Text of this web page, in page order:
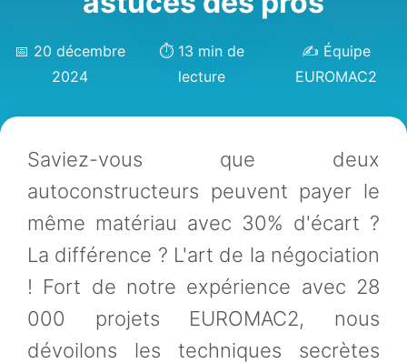
📅 20 décembre
2024
⏱️ 13 min de
lecture
✍️ Équipe
EUROMAC2
Saviez-vous que deux
autoconstructeurs peuvent payer le
même matériau avec 30% d'écart ?
La différence ? L'art de la négociation
! Fort de notre expérience avec 28
000 projets EUROMAC2, nous
dévoilons les techniques secrètes